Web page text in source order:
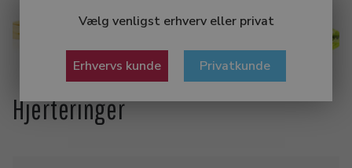
Vælg venligst erhverv eller privat
Erhvervs kunde Privatkunde
Hjerteringer